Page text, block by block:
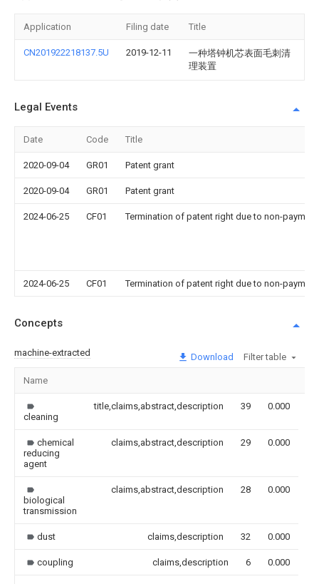
Application Filing date Title
CN201922218137.5U 2019-12-11
一种塔钟机芯表面毛刺清
理装置
Legal Events
Date Code Title
2020-09-04 GR01 Patent grant
2020-09-04 GR01 Patent grant
2024-06-25 CF01 Termination of patent right due to non-
2024-06-25 CF01 Termination of patent right due to non-
Concepts
machine-extracted Download Filter table
Name
cleaning
title,claims,abstract,description 39 0.000
chemical
reducing
agent
claims,abstract,description 29 0.000
biological
transmission
claims,abstract,description 28 0.000
dust claims,description 32 0.000
coupling claims,description 6 0.000